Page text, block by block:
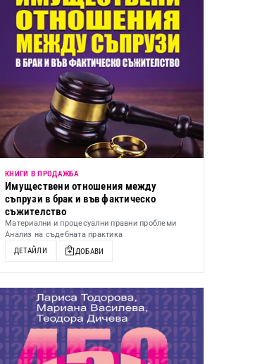
КНИГИ В ПРОДАЖБА
Имуществени отношения между
съпрузи в брак и във фактическо
съжителство
Материални и процесуални правни проблеми
Анализ на съдебната практика
ДЕТАЙЛИ
ДОБАВИ